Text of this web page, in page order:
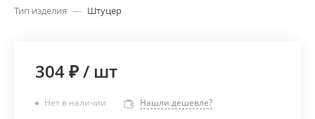
Тип изделия — Штуцер
304 ₽/ шт
Нет в наличии Нашли дешевле?